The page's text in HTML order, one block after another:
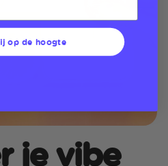
je vibe
op de hoogte